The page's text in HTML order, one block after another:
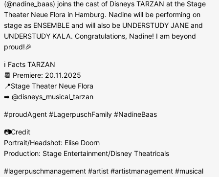
(@nadine_baas) joins the cast of Disneys TARZAN at the Stage
Theater Neue Flora in Hamburg. Nadine will be performing on
stage as ENSEMBLE and will also be UNDERSTUDY JANE and
UNDERSTUDY KALA. Congratulations, Nadine! I am beyond
proud!🎉
ℹ️ Facts TARZAN
📆 Premiere: 20.11.2025
📍Stage Theater Neue Flora
➡ @disneys_musical_tarzan
#proudAgent #LagerpuschFamily #NadineBaas
📷Credit
Portrait/Headshot: Elise Doorn
Production: Stage Entertainment/Disney Theatricals
#lagerpuschmanagement #artist #artistmanagement #musical